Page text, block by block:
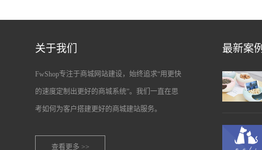
关于我们
FwShop专注于商城网站建设，始终追求“用更快
的速度定制出更好的商城系统”。我们一直在思
考如何为客户搭建更好的商城建站服务。
查看更多 >>
最新案